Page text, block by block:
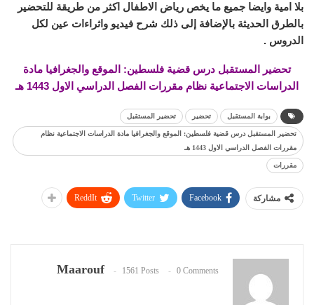
بلا امية وايضا جميع ما يخص رياض الاطفال اكثر من طريقة للتحضير
بالطرق الحديثة بالإضافة إلى ذلك شرح فيديو واثراءات عين لكل
الدروس .
تحضير المستقبل درس قضية فلسطين: الموقع والجغرافيا مادة
الدراسات الاجتماعية نظام مقررات الفصل الدراسي الاول 1443 هـ
بوابة المستقبل تحضير تحضير المستقبل
تحضير المستقبل درس قضية فلسطين: الموقع والجغرافيا مادة الدراسات الاجتماعية نظام
مقررات الفصل الدراسي الاول 1443 هـ
مقررات
مشاركة Facebook
Twitter
ReddIt
Maarouf 1561 Posts 0 Comments